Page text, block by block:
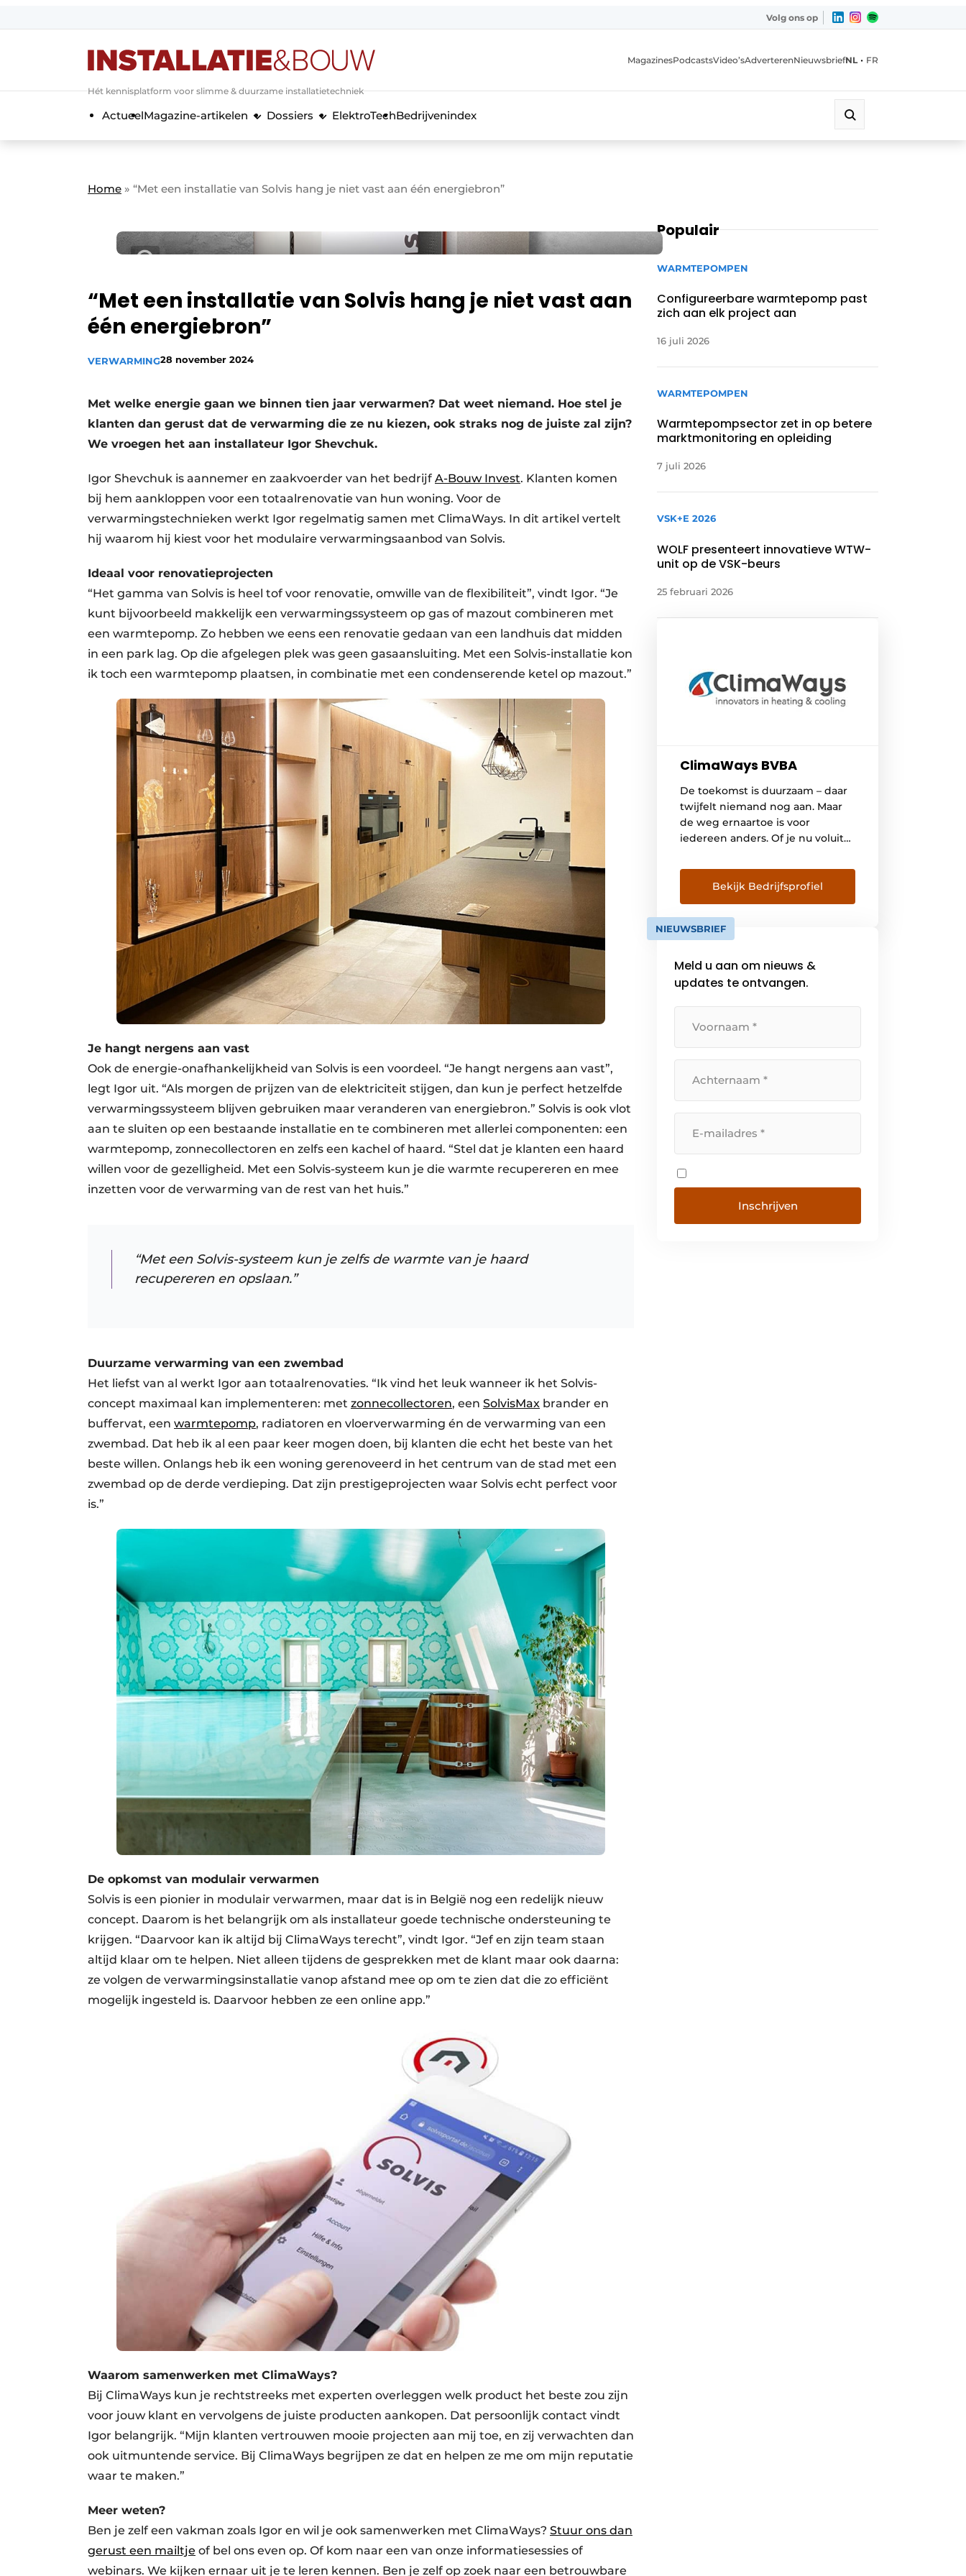
Algemene voorwaarden
Banner overzicht
BedrijvenAanmeldenBedankt voor de aanmelding
Bedrijven
Evenement aanmelden
Meest gelezen
Vacature aanmelden
Vacatures
Volg ons op
Hét kennisplatform voor slimme & duurzame installatietechniek
MagazinesPodcastsVideo’sAdverterenNieuwsbriefNL • FR
ActueelMagazine-artikelen Dossiers ElektroTechBedrijvenindex
Home » “Met een installatie van Solvis hang je niet vast aan één energiebron”
“Met een installatie van Solvis hang je niet vast aan
één energiebron”
VERWARMING28 november 2024
Met welke energie gaan we binnen tien jaar verwarmen? Dat weet niemand. Hoe stel je
klanten dan gerust dat de verwarming die ze nu kiezen, ook straks nog de juiste zal zijn?
We vroegen het aan installateur Igor Shevchuk.
Igor Shevchuk is aannemer en zaakvoerder van het bedrijf A-Bouw Invest. Klanten komen
bij hem aankloppen voor een totaalrenovatie van hun woning. Voor de
verwarmingstechnieken werkt Igor regelmatig samen met ClimaWays. In dit artikel vertelt
hij waarom hij kiest voor het modulaire verwarmingsaanbod van Solvis.
Ideaal voor renovatieprojecten
“Het gamma van Solvis is heel tof voor renovatie, omwille van de flexibiliteit”, vindt Igor. “Je
kunt bijvoorbeeld makkelijk een verwarmingssysteem op gas of mazout combineren met
een warmtepomp. Zo hebben we eens een renovatie gedaan van een landhuis dat midden
in een park lag. Op die afgelegen plek was geen gasaansluiting. Met een Solvis-installatie kon
ik toch een warmtepomp plaatsen, in combinatie met een condenserende ketel op mazout.”
Je hangt nergens aan vast
Ook de energie-onafhankelijkheid van Solvis is een voordeel. “Je hangt nergens aan vast”,
legt Igor uit. “Als morgen de prijzen van de elektriciteit stijgen, dan kun je perfect hetzelfde
verwarmingssysteem blijven gebruiken maar veranderen van energiebron.” Solvis is ook vlot
aan te sluiten op een bestaande installatie en te combineren met allerlei componenten: een
warmtepomp, zonnecollectoren en zelfs een kachel of haard. “Stel dat je klanten een haard
willen voor de gezelligheid. Met een Solvis-systeem kun je die warmte recupereren en mee
inzetten voor de verwarming van de rest van het huis.”
“Met een Solvis-systeem kun je zelfs de warmte van je haard
recupereren en opslaan.”
Duurzame verwarming van een zwembad
Het liefst van al werkt Igor aan totaalrenovaties. “Ik vind het leuk wanneer ik het Solvis-
concept maximaal kan implementeren: met zonnecollectoren, een SolvisMax brander en
buffervat, een warmtepomp, radiatoren en vloerverwarming én de verwarming van een
zwembad. Dat heb ik al een paar keer mogen doen, bij klanten die echt het beste van het
beste willen. Onlangs heb ik een woning gerenoveerd in het centrum van de stad met een
zwembad op de derde verdieping. Dat zijn prestigeprojecten waar Solvis echt perfect voor
is.”
De opkomst van modulair verwarmen
Solvis is een pionier in modulair verwarmen, maar dat is in België nog een redelijk nieuw
concept. Daarom is het belangrijk om als installateur goede technische ondersteuning te
krijgen. “Daarvoor kan ik altijd bij ClimaWays terecht”, vindt Igor. “Jef en zijn team staan
altijd klaar om te helpen. Niet alleen tijdens de gesprekken met de klant maar ook daarna:
ze volgen de verwarmingsinstallatie vanop afstand mee op om te zien dat die zo efficiënt
mogelijk ingesteld is. Daarvoor hebben ze een online app.”
Waarom samenwerken met ClimaWays?
Bij ClimaWays kun je rechtstreeks met experten overleggen welk product het beste zou zijn
voor jouw klant en vervolgens de juiste producten aankopen. Dat persoonlijk contact vindt
Igor belangrijk. “Mijn klanten vertrouwen mooie projecten aan mij toe, en zij verwachten dan
ook uitmuntende service. Bij ClimaWays begrijpen ze dat en helpen ze me om mijn reputatie
waar te maken.”
Meer weten?
Ben je zelf een vakman zoals Igor en wil je ook samenwerken met ClimaWays? Stuur ons dan
gerust een mailtje of bel ons even op. Of kom naar een van onze informatiesessies of
webinars. We kijken ernaar uit je te leren kennen. Ben je zelf op zoek naar een betrouwbare
Populair
WARMTEPOMPEN
Configureerbare warmtepomp past
zich aan elk project aan
16 juli 2026
WARMTEPOMPEN
Warmtepompsector zet in op betere
marktmonitoring en opleiding
7 juli 2026
VSK+E 2026
WOLF presenteert innovatieve WTW-
unit op de VSK-beurs
25 februari 2026
ClimaWays BVBA
De toekomst is duurzaam – daar
twijfelt niemand nog aan. Maar
de weg ernaartoe is voor
iedereen anders. Of je nu voluit
of stapsgewijs renoveert: bij
ClimaWays helpen we je om de
juiste keuze te maken met
respect voor de natuur én jouw
budget. Waar staan wij voor
Bekijk Bedrijfsprofiel
NIEUWSBRIEF
Meld u aan om nieuws &
updates te ontvangen.